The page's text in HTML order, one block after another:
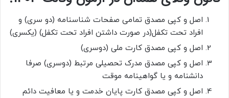
اصل و کپی مصدق تمامی صفحات شناسنامه (دو سری) و
افراد تحت تکفل(در صورت داشتن افراد تحت تکفل) (یکسری)
اصل و کپی مصدق کارت ملی (دوسری)
اصل و کپی مصدق مدرک تحصیلی مرتبط (دوسری) صرفا
دانشنامه و یا گواهینامه موقت
اصل و کپی مصدق کارت پایان خدمت و یا معافیت دائم